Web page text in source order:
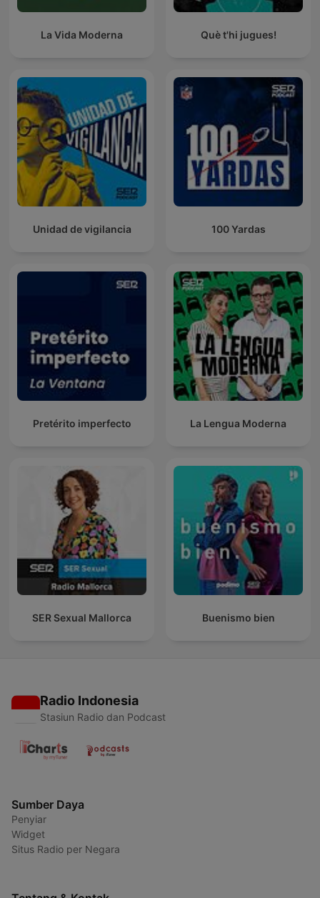
La Vida Moderna Què t'hi jugues!
Unidad de vigilancia 100 Yardas
Pretérito imperfecto La Lengua Moderna
SER Sexual Mallorca Buenismo bien
Radio Indonesia
Stasiun Radio dan Podcast
Sumber Daya
Penyiar
Widget
Situs Radio per Negara